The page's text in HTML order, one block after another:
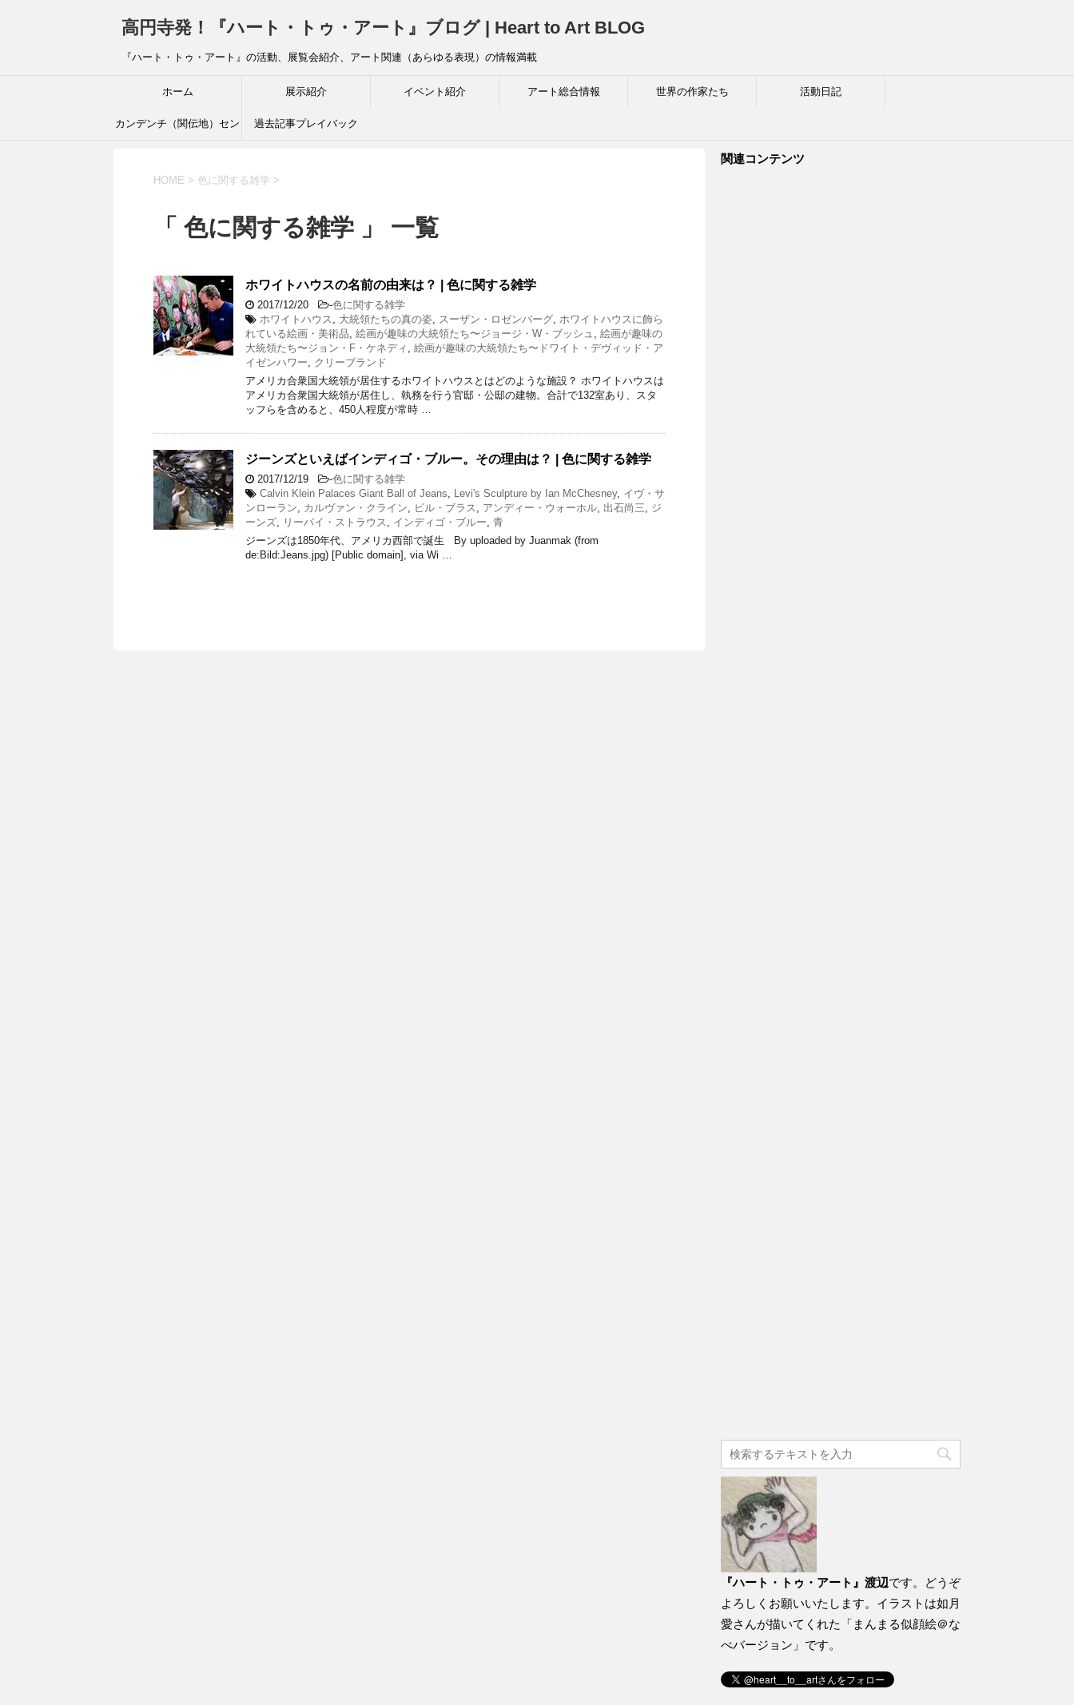
高円寺発！『ハート・トゥ・アート』ブログ | Heart to Art BLOG
『ハート・トゥ・アート』の活動、展覧会紹介、アート関連（あらゆる表現）の情報満載
ホーム 展示紹介 イベント紹介 アート総合情報 世界の作家たち 活動日記
カンデンチ（関伝地）セン 過去記事プレイバック
HOME > 色に関する雑学 >
「 色に関する雑学 」 一覧
ホワイトハウスの名前の由来は？ | 色に関する雑学
2017/12/20 -色に関する雑学
ホワイトハウス , 大統領たちの真の姿, スーザン・ロゼンバーグ, ホワイトハウスに飾ら
れている絵画・美術品, 絵画が趣味の大統領たち〜ジョージ・W・ブッシュ , 絵画が趣味の
大統領たち〜ジョン・F・ケネディ , 絵画が趣味の大統領たち〜ドワイト・デヴィッド・ア
イゼンハワー, クリーブランド
アメリカ合衆国大統領が居住するホワイトハウスとはどのような施設？ ホワイトハウスは
アメリカ合衆国大統領が居住し、執務を行う官邸・公邸の建物。合計で132室あり、スタ
ッフらを含めると、450人程度が常時 …
ジーンズといえばインディゴ・ブルー。その理由は？ | 色に関する雑学
2017/12/19 -色に関する雑学
Calvin Klein Palaces Giant Ball of Jeans, Levi's Sculpture by Ian McChesney, イヴ・サ
ンローラン, カルヴァン・クライン, ビル・ブラス , アンディー・ウォーホル, 出石尚三, ジ
ーンズ, リーバイ・ストラウス , インディゴ・ブルー, 青
ジーンズは1850年代、アメリカ西部で誕生 By uploaded by Juanmak (from
de:Bild:Jeans.jpg) [Public domain], via Wi …
関連コンテンツ
『ハート・トゥ・アート』渡辺です。どうぞ
よろしくお願いいたします。イラストは如月
愛さんが描いてくれた「まんまる似顔絵＠な
べバージョン」です。